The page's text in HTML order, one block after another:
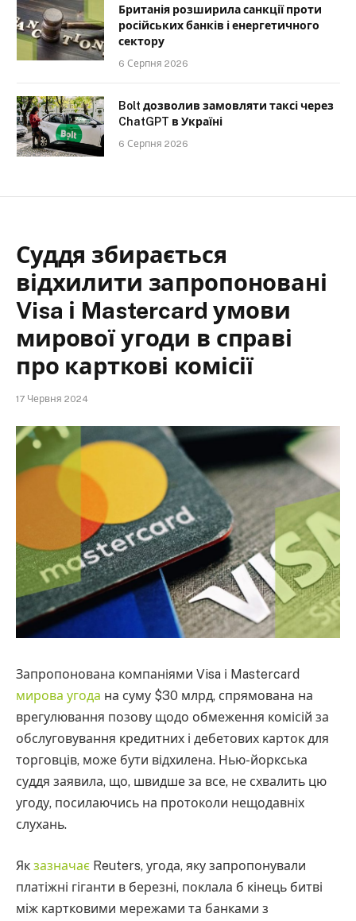
Британія розширила санкції проти
російських банків і енергетичного
сектору
6 Серпня 2026
Bolt дозволив замовляти таксі через
ChatGPT в Україні
6 Серпня 2026
Суддя збирається
відхилити запропоновані
Visa і Mastercard умови
мирової угоди в справі
про карткові комісії
17 Червня 2024
Запропонована компаніями Visa і Mastercard
мирова угода на суму $30 млрд, спрямована на
врегулювання позову щодо обмеження комісій за
обслуговування кредитних і дебетових карток для
торговців, може бути відхилена. Нью-йоркська
суддя заявила, що, швидше за все, не схвалить цю
угоду, посилаючись на протоколи нещодавніх
слухань.
Як зазначає Reuters, угода, яку запропонували
платіжні гіганти в березні, поклала б кінець битві
між картковими мережами та банками з